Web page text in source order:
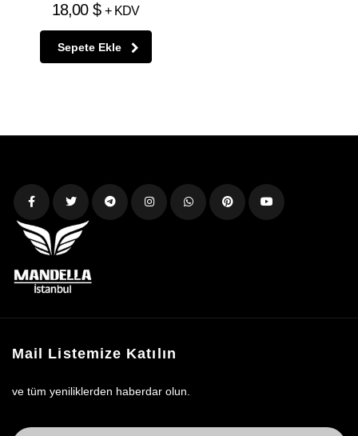
18,00 $ + KDV
Sepete Ekle
Mail Listemize Katılın
ve tüm yeniliklerden haberdar olun.